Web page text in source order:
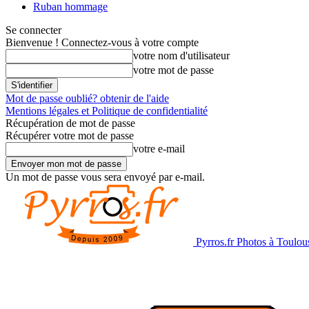
Ruban hommage
Se connecter
Bienvenue ! Connectez-vous à votre compte
votre nom d'utilisateur
votre mot de passe
Mot de passe oublié? obtenir de l'aide
Mentions légales et Politique de confidentialité
Récupération de mot de passe
Récupérer votre mot de passe
votre e-mail
Un mot de passe vous sera envoyé par e-mail.
Pyrros.fr Photos à